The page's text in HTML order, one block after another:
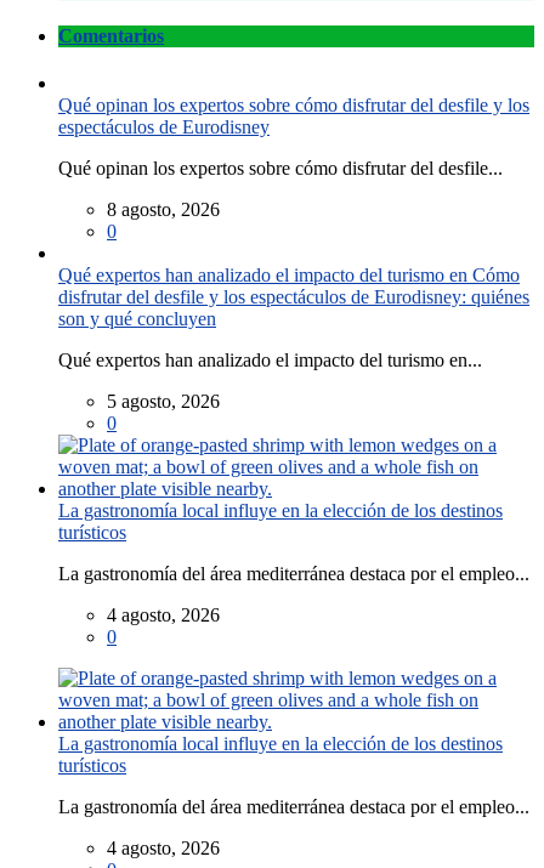
Comentarios
Qué opinan los expertos sobre cómo disfrutar del desfile y los
espectáculos de Eurodisney
Qué opinan los expertos sobre cómo disfrutar del desfile...
8 agosto, 2026
0
Qué expertos han analizado el impacto del turismo en Cómo
disfrutar del desfile y los espectáculos de Eurodisney: quiénes
son y qué concluyen
Qué expertos han analizado el impacto del turismo en...
5 agosto, 2026
0
La gastronomía local influye en la elección de los destinos
turísticos
La gastronomía del área mediterránea destaca por el empleo...
4 agosto, 2026
0
La gastronomía local influye en la elección de los destinos
turísticos
La gastronomía del área mediterránea destaca por el empleo...
4 agosto, 2026